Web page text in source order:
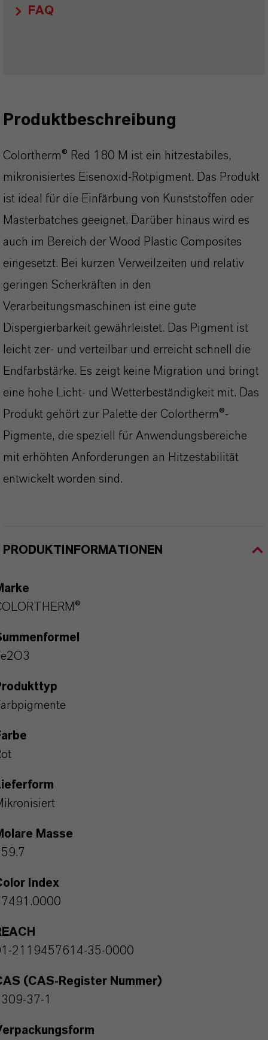
FAQ
Produktbeschreibung
Colortherm® Red 180 M ist ein hitzestabiles,
mikronisiertes Eisenoxid-Rotpigment. Das Produkt
ist ideal für die Einfärbung von Kunststoffen oder
Masterbatches geeignet. Darüber hinaus wird es
auch im Bereich der Wood Plastic Composites
eingesetzt. Bei kurzen Verweilzeiten und relativ
geringen Scherkräften in den
Verarbeitungsmaschinen ist eine gute
Dispergierbarkeit gewährleistet. Das Pigment ist
leicht zer- und verteilbar und erreicht schnell die
Endfarbstärke. Es zeigt keine Migration und bringt
eine hohe Licht- und Wetterbeständigkeit mit. Das
Produkt gehört zur Palette der Colortherm®-
Pigmente, die speziell für Anwendungsbereiche
mit erhöhten Anforderungen an Hitzestabilität
entwickelt worden sind.
PRODUKTINFORMATIONEN
Masse
Index
2119457614-35-0000
(CAS-Register Nummer)
37-1